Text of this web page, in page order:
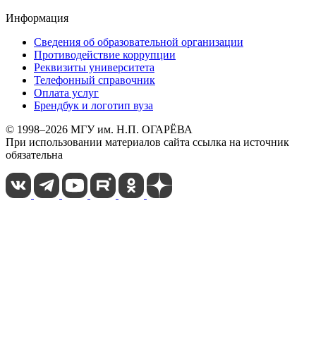
Информация
Сведения об образовательной организации
Противодействие коррупции
Реквизиты университета
Телефонный справочник
Оплата услуг
Брендбук и логотип вуза
© 1998–2026 МГУ им. Н.П. ОГАРЁВА
При использовании материалов сайта ссылка на источник
обязательна